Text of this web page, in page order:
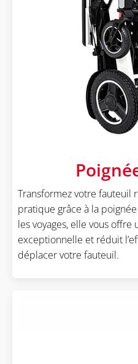
Transformez votre fauteuil
pratique grâce à la
les voyages, elle vous offre
exceptionnelle et réduit
déplacer votre fauteuil.